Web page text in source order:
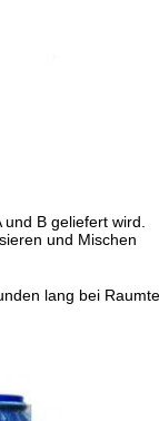
B geliefert wird.
und Mischen
lang bei